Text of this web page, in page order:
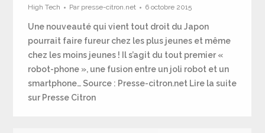
High Tech Par presse-citron.net 6 octobre 2015
Une nouveauté qui vient tout droit du Japon
pourrait faire fureur chez les plus jeunes et même
chez les moins jeunes ! Il s’agit du tout premier «
robot-phone », une fusion entre un joli robot et un
smartphone… Source : Presse-citron.net Lire la suite
sur Presse Citron